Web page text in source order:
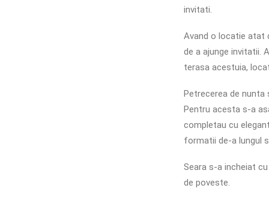
invitati.
Avand o locatie atat
de a ajunge invitatii.
terasa acestuia,
Petrecerea de
Pentru acesta s-a
completau cu
formatii de-a lungul
Seara s-a incheiat
de poveste.